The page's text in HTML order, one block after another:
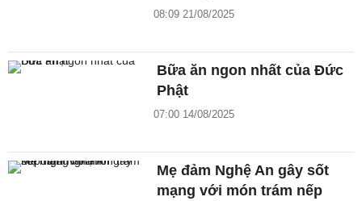
08:09 21/08/2025
Bữa ăn ngon nhất của Đức
Phật
07:00 14/08/2025
Mẹ đảm Nghệ An gây sốt
mạng với món trám nếp